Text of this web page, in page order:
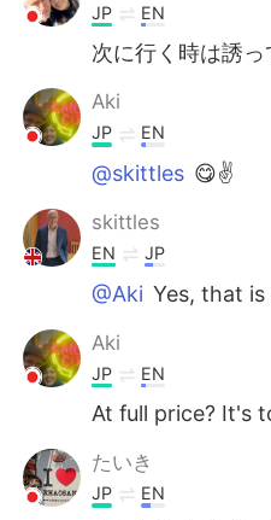
JP EN
次に行く時は誘
Aki
JP EN
@skittles 😋✌️
skittles
EN JP
@Aki Yes, that
Aki
JP EN
At full price? It's
たいき
JP EN